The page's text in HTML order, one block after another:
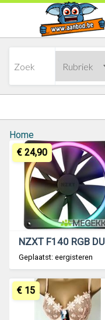
Home
Geplaatst: eergisteren
€ 24,90
€ 15